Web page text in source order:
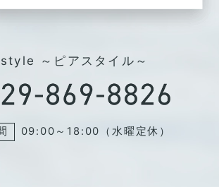
～ピアスタイル～
09:00～18:00（水曜定休）